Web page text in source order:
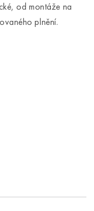
od montáže na
plnění.